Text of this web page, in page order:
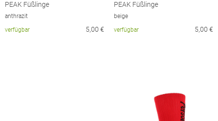
PEAK Füßlinge
anthrazit
verfügbar
5,00 €
PEAK Füßlinge
beige
verfügbar
5,00 €